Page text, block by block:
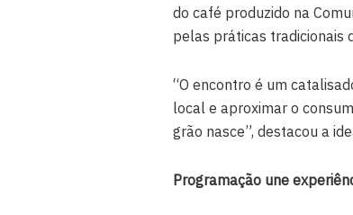
do café produzido na
pelas práticas tradicionais
“O encontro é um
local e aproximar o
grão nasce”, destacou a
Programação une